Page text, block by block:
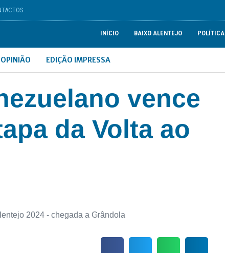
INÍCIO BAIXO ALENTEJO POLÍTICA
OPINIÃO EDIÇÃO IMPRESSA
vence
da Volta ao